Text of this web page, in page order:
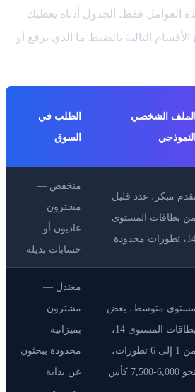
على هذه العوامل فقط. الجدول أدناه يعطيك
التالية بالضبط ما الذي يرفع أو
الملف الشخصي
النموذجي
الطلب في
السوق
مبكر، عدد قليل
من بطاقات المستوى
محدودة
منخفض —
مشترون
عاديون أو
حسابات بديلة
مستوى متوسط، بعض
بطاقات المستوى 14،
من 1 إلى 6 تطورات،
نحو 6,000-7,500 كأس
معتدل —
مشترون
بميزانية
محدودة يبحثون
عن بداية